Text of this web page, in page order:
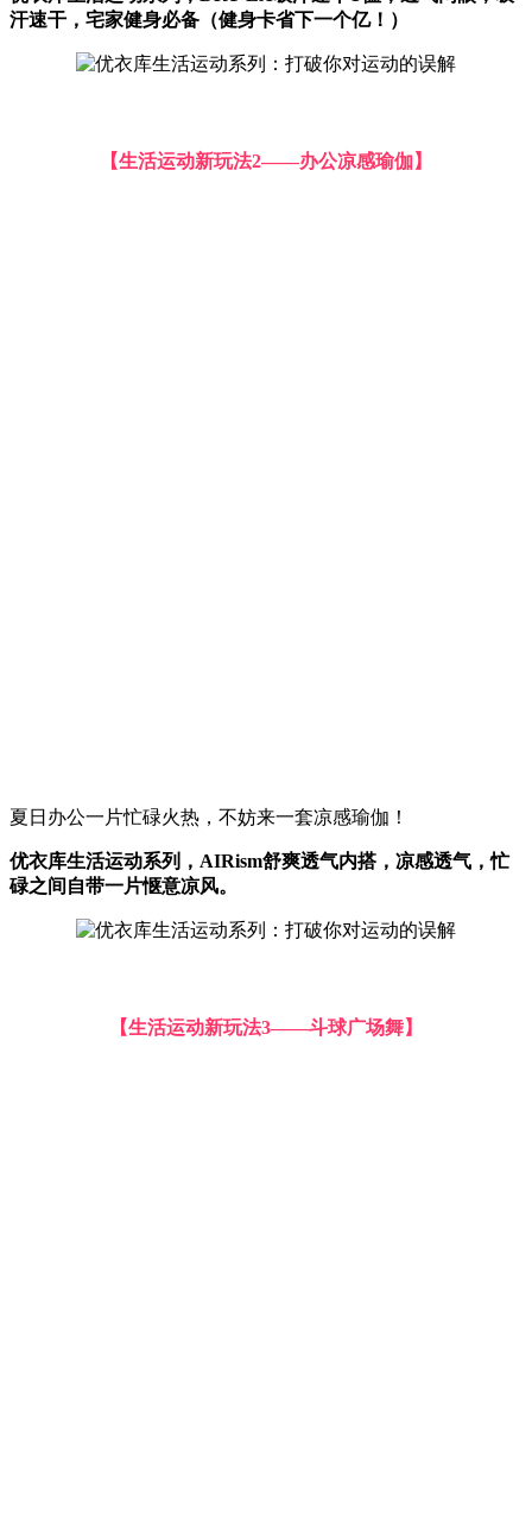
汗速干，宅家健身必备（健身卡省下一个亿！）
【生活运动新玩法2——办公凉感瑜伽】
夏日办公一片忙碌火热，不妨来一套凉感瑜伽！
优衣库生活运动系列，AIRism舒爽透气内搭，凉感透气，忙
碌之间自带一片惬意凉风。
【生活运动新玩法3——斗球广场舞】